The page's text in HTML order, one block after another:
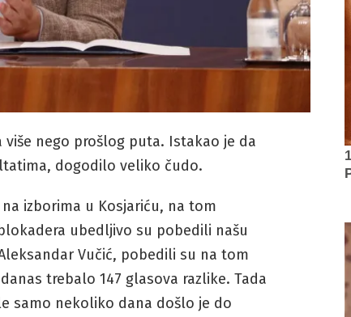
više nego prošlog puta. Istakao je da
dogodilo veliko čudo.
izborima u Kosjariću, na tom
ubedljivo su pobedili našu
Vučić, pobedili su na tom
trebalo 147 glasova razlike. Tada
samo nekoliko dana došlo je do